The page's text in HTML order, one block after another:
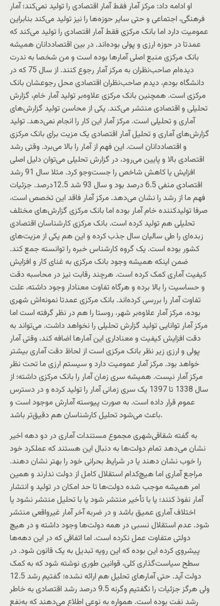
او ادامه داد: مرکز آمار فقط آمار اقتصادی را تولید نمی‌کند؛ آمار
فرهنگی، اجتماعی و حتی سایر حوزه‌ها را نیز تولید می‌کند بنابراین
عمومیت دارد اما بانک مرکزی فقط آمار اقتصادی را تولید می‌کند که
عمدتا در حوزه ارزی و پولی بوده‌اند. در بین اقتصاددانان همیشه
بانک مرکزی منبع اصلی آمارها بوده است و من شخصا به ندرت
دیده‌ام صاحب‌نظران به مرکز آمار رجوع کنند. از سال 75 که در
دانشگاه بودم، دیدم صاحب‌نظران اقتصادی محل رجوعشان بانک
مرکزی است. همچنین بانک مرکزی علاوه‌بر تولید آمار خام، گزارش
تحلیلی و اقتصادی منتشر می‌کند. یکی از محاسن تولید گزارش‌های
آماری و تحلیلی است. مرکز آمار این کار را انجام نمی‌دهد. تولید
گزارش‌های آماری و تحلیل آمار اقتصادی یک مزیت برای بانک مرکزی
و اقتصاددانان است. این فهم از آمار را بالا می‌برد. وقتی رشد
اقتصادی بالا و پایین می‌رود، در گزارش تحلیلی می‌توان دلیل اصلی
افزایش یا کاهش شاخص را جست‌وجو کرد. مثلا سال 91 رشد
اقتصادی منفی 6.5 درصد بود و سال 93 شد 12.5درصد. جزئیات
فهم ما از رشد را نشان می‌دهد. مرکز آمار فاقد این تخصص است،
صرفا تولیدکننده خام آمار بوده اما بانک مرکزی گزارش‌های مختلف
تحلیلی هم تولید کرده است. بانک مرکزی کارشناسان اقتصادی
زبده‌ای را طی سالیان سال جذب کرده و این هم یکی از مزیت‌های
کشور بوده است. یک گروه کارشناس خبره را توانسته جمع کند.
ضمن اینکه همیشه وجود بانک مرکزی به غنای کار و افزایش
کیفیت آماری کمک کرده است. هرچند رقابت نیز در محاسبه دقت
و حساسیت را بالا برده و هرگاه تفاوت معنادار وجود داشته، علت
تفاوت آمار را بررسی کرده‌اند. بانک مرکزی عمدتا نمونه‌اش شهری
بوده، مرکز آمار علاوه‌بر شهر، روستا را هم در نظر گرفته است اما
مرکز آمار توانایی تولید گزارش تحلیلی را نخواهد داشت. می‌تواند به
دقت افزایش کیفیت و معناداری این آمارها اضافه کند، وقتی آمار
پولی و ارزی زیر نظر بانک مرکزی است از لحاظ دقت آماری بیشتر
خواهد بود. مرکز آمار عمومیت دارد و سیستم ارزی ما تحت نظر
مرکز آمار نیست. همیشه سری زمان آمار را بانک مرکزی داشته؛ از
سال 1338 تا 1397 یک‌ سری زمانی آمار را تولید کرده و در دسترس
عموم قرار داده است. به صورت پیوسته آمارش موجود است و
باعث می‌شود تحلیل کارشناسان هم دقیق‌تر باشد.
به گفته شقاقی‌شهری مجموع مستندات آماری در دو دهه اخیر
نشان می‌دهد تمام دولت‌ها به دنبال این هستند که عملکرد خود
را خوب نشان دهند یا در شرایط بحرانی خود را بهتر نشان دهند.
مراجع آماری اما هیچ‌کدام استقلال کامل از دولت ندارند و همین
امر همیشه موجب شده دولت‌ها تا حد امکان در تولید و انتشار
آمار نفوذ کنند؛ یا با تأخیر منتشر شود یا با تحلیل منتشر نشود یا
اختلاف آماری عمیق باشد و در ضربه آخر آمار غیرواقعی منتشر
شود. عدم استقلال نسبی در همه دولت‌ها وجود داشته و در هیچ
دولتی متفاوت عمل نکرده است. اما اتفاقی که در این دهه‌ها
پیشروی کرده این بوده که این رویه تبدیل به یک قانون شود. در
سطح سیاست‌گذاری کلی، قوانین طوری نوشته شود که به کمک
دولت‌ آید. حتی آمارهای تحلیل هم ارائه نشده؛ گفتیم رشد 12.5
ولی هرگز جزئیات را نگفتیم وگرنه 9.5 درصد رشد اقتصادی به خاطر
رشد نفت بوده است. همواره به نوعی اطلاع می‌دهند که به‌نفع